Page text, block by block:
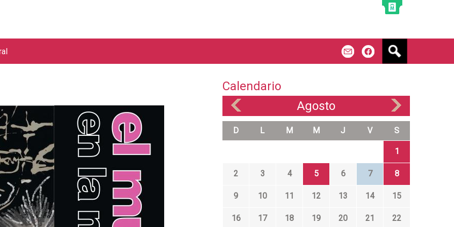
Calendario
Agosto
D L M M J V S
1
2 3 4 5 6 7 8
9 10 11 12 13 14 15
16 17 18 19 20 21 22
s